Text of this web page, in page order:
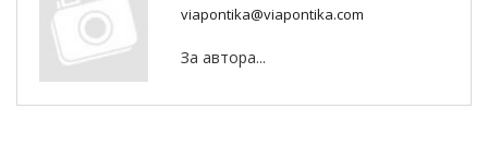
viapontika@viapontika.com
За автора...